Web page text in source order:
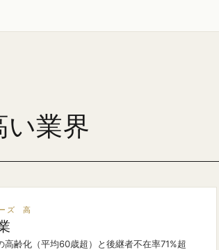
業界
ズ 高
高齢化（平均60歳超）と後継者不在率71%超